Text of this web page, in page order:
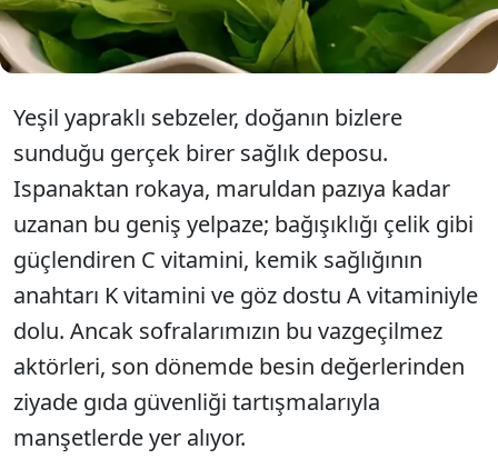
tüketiyoruz fakat zararını kimse konuşmuyor.
Yeşil yapraklı sebzeler, doğanın bizlere
sunduğu gerçek birer sağlık deposu.
Ispanaktan rokaya, maruldan pazıya kadar
uzanan bu geniş yelpaze; bağışıklığı çelik gibi
güçlendiren C vitamini, kemik sağlığının
anahtarı K vitamini ve göz dostu A vitaminiyle
dolu. Ancak sofralarımızın bu vazgeçilmez
aktörleri, son dönemde besin değerlerinden
ziyade gıda güvenliği tartışmalarıyla
manşetlerde yer alıyor.